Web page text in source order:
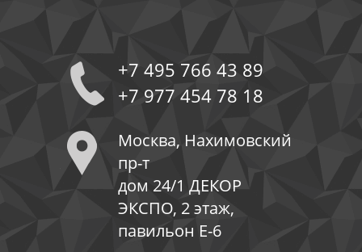
+7 495 766 43 89
+7 977 454 78 18
Москва, Нахимовский
пр-т
дом 24/1 ДЕКОР
ЭКСПО, 2 этаж,
павильон Е-6